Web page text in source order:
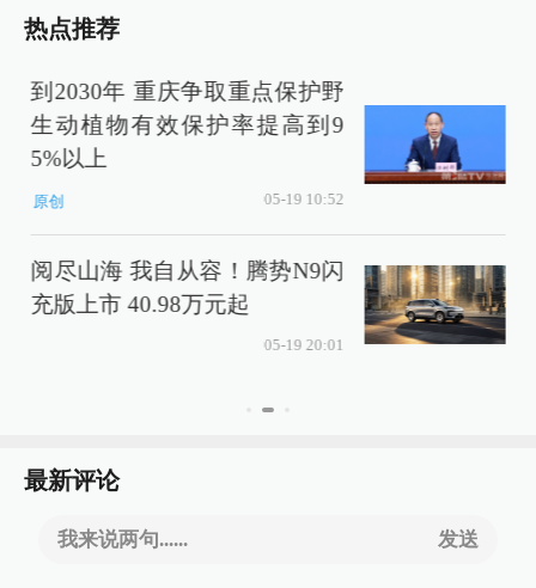
热点推荐
到2030年 重庆争取重点保护野
生动植物有效保护率提高到9
5%以上
原创 05-19 10:52
阅尽山海 我自从容！腾势N9闪
充版上市 40.98万元起
05-19 20:01
最新评论
我来说两句...... 发送